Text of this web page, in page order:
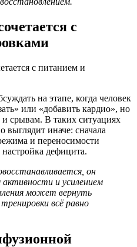
с
на этапе, когда человек
или «добавить кардио», но
срывам. В таких ситуациях
выглядит иначе: сначала
и переносимости
дефицита.
он
и усилением
может вернуть
всё равно